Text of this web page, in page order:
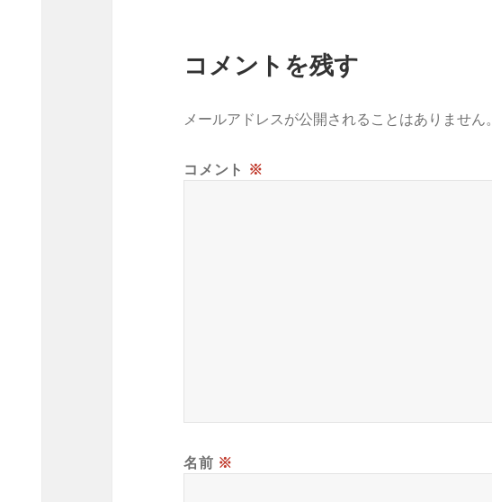
コメントを残す
メールアドレスが公開されることはありません。
コメント ※
名前 ※